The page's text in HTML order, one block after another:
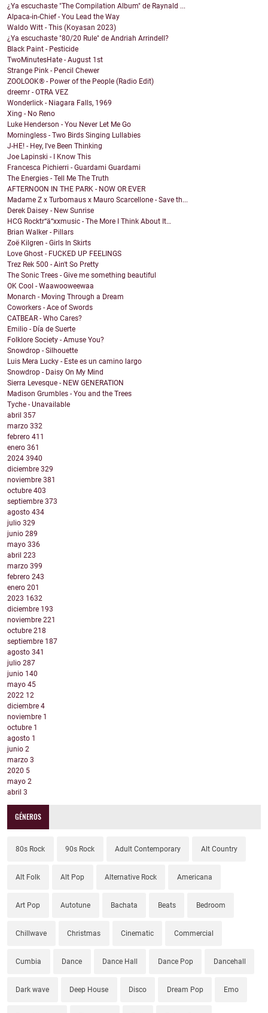
¿Ya escuchaste "The Compilation Album" de Raynald ...
Alpaca-in-Chief - You Lead the Way
Waldo Witt - This (Koyasan 2023)
¿Ya escuchaste "80/20 Rule" de Andriah Arrindell?
Black Paint - Pesticide
TwoMinutesHate - August 1st
Strange Pink - Pencil Chewer
ZOOLOOK® - Power of the People (Radio Edit)
dreemr - OTRA VEZ
Wonderlick - Niagara Falls, 1969
Xing - No Reno
Luke Henderson - You Never Let Me Go
Morningless - Two Birds Singing Lullabies
J-HE! - Hey, I've Been Thinking
Joe Lapinski - I Know This
Francesca Pichierri - Guardami Guardami
The Energies - Tell Me The Truth
AFTERNOON IN THE PARK - NOW OR EVER
Madame Z x Turbomaus x Mauro Scarcellone - Save th...
Derek Daisey - New Sunrise
HCG Rocktr“ä“xxmusic - The More I Think About It…
Brian Walker - Pillars
Zoë Kilgren - Girls In Skirts
Love Ghost - FUCKED UP FEELINGS
Trez Rek 500 - Ain't So Pretty
The Sonic Trees - Give me something beautiful
OK Cool - Waawooweewaa
Monarch - Moving Through a Dream
Coworkers - Ace of Swords
CATBEAR - Who Cares?
Emilio - Día de Suerte
Folklore Society - Amuse You?
Snowdrop - Silhouette
Luis Mera Lucky - Este es un camino largo
Snowdrop - Daisy On My Mind
Sierra Levesque - NEW GENERATION
Madison Grumbles - You and the Trees
Tyche - Unavailable
abril 357
marzo 332
febrero 411
enero 361
2024 3940
diciembre 329
noviembre 381
octubre 403
septiembre 373
agosto 434
julio 329
junio 289
mayo 336
abril 223
marzo 399
febrero 243
enero 201
2023 1632
diciembre 193
noviembre 221
octubre 218
septiembre 187
agosto 341
julio 287
junio 140
mayo 45
2022 12
diciembre 4
noviembre 1
octubre 1
agosto 1
junio 2
marzo 3
2020 5
mayo 2
abril 3
GÉNEROS
80s Rock 90s Rock Adult Contemporary Alt Country
Alt Folk Alt Pop Alternative Rock Americana
Art Pop Autotune Bachata Beats Bedroom
Chillwave Christmas Cinematic Commercial
Cumbia Dance Dance Hall Dance Pop Dancehall
Dark wave Deep House Disco Dream Pop Emo